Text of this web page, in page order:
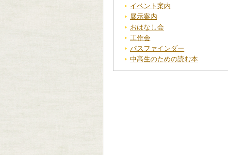
イベント案内
展示案内
おはなし会
工作会
パスファインダー
中高生のための読む本